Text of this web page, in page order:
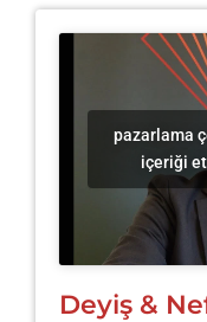
pazarlama
içeriği
Deyiş &